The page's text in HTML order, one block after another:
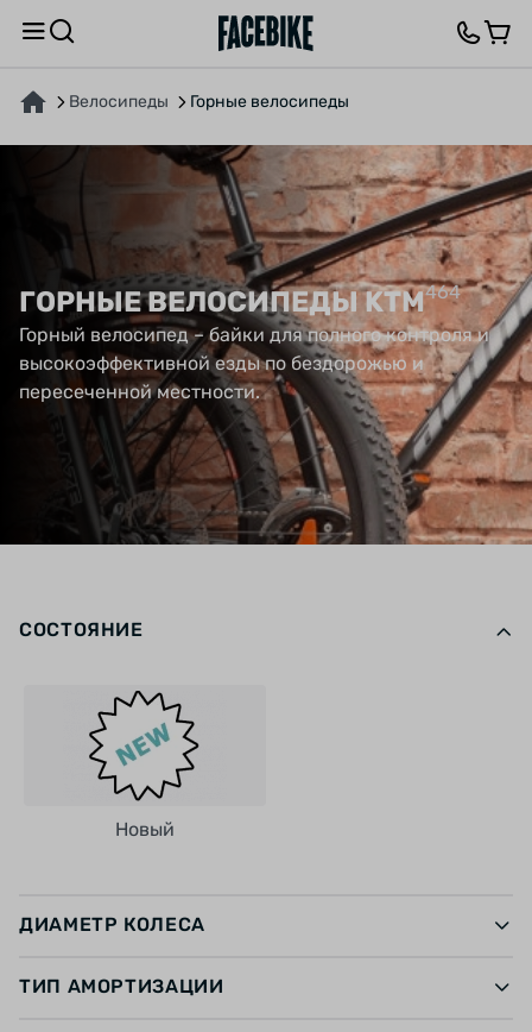
Велосипеды Горные велосипеды
ГОРНЫЕ ВЕЛОСИПЕДЫ KTM464
Горный велосипед – байки для полного контроля и
высокоэффективной езды по бездорожью и
пересеченной местности.
СОСТОЯНИЕ
Новый
ДИАМЕТР КОЛЕСА
ТИП АМОРТИЗАЦИИ